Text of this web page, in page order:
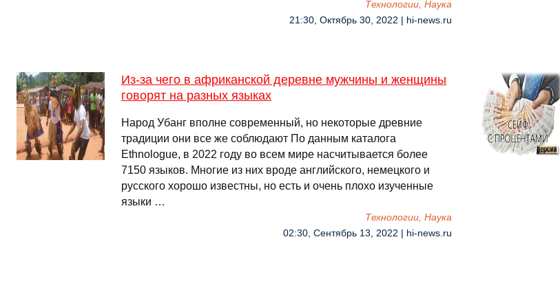
Технологии, Наука
21:30, Октябрь 30, 2022 | hi-news.ru
Из-за чего в африканской деревне мужчины и женщины
говорят на разных языках
Народ Убанг вполне современный, но некоторые древние
традиции они все же соблюдают По данным каталога
Ethnologue, в 2022 году во всем мире насчитывается более
7150 языков. Многие из них вроде английского, немецкого и
русского хорошо известны, но есть и очень плохо изученные
языки …
Технологии, Наука
02:30, Сентябрь 13, 2022 | hi-news.ru